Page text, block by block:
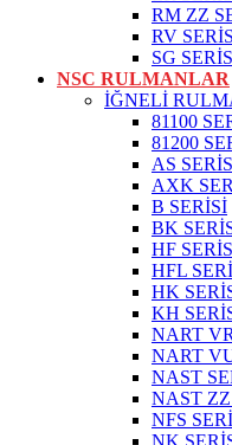
RM ZZ
RV
SG
NSC RULMANLAR
İĞNELİ
81100
81200
AS
AXK
B SERİSİ
BK
HF
HFL
HK
KH
NART
NART
NAST
NAST
NFS
NK